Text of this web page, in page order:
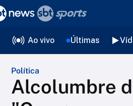
Ao vivo Últimas
Política
Alcolumbre
Editorias